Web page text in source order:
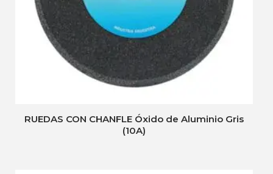
RUEDAS CON CHANFLE Óxido de Aluminio Gris
(10A)